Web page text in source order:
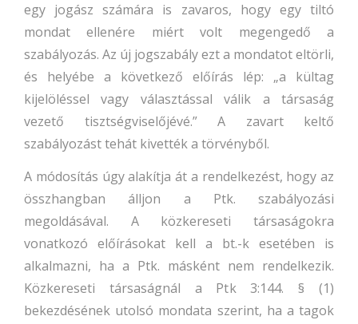
egy jogász számára is zavaros, hogy egy tiltó
mondat ellenére miért volt megengedő a
szabályozás. Az új jogszabály ezt a mondatot eltörli,
és helyébe a következő előírás lép: „a kültag
kijelöléssel vagy választással válik a társaság
vezető tisztségviselőjévé.” A zavart keltő
szabályozást tehát kivették a törvényből.
A módosítás úgy alakítja át a rendelkezést, hogy az
összhangban álljon a Ptk. szabályozási
megoldásával. A közkereseti társaságokra
vonatkozó előírásokat kell a bt.-k esetében is
alkalmazni, ha a Ptk. másként nem rendelkezik.
Közkereseti társaságnál a Ptk 3:144. § (1)
bekezdésének utolsó mondata szerint, ha a tagok